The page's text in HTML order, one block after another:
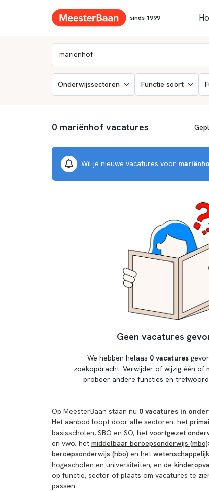
sinds 1999
Onderwijssectoren Functie soort
0 mariënhof vacatures
Wil je nieuwe vacatures voor
Geen vacatures
We hebben helaas 0 vacatures
zoekopdracht. Verwijder of wijzig één of
probeer andere functies en
Op MeesterBaan staan nu 0 vacatures in
Het aanbod loopt door alle sectoren: het
basisscholen, SBO en SO; het voortgezet
en vwo; het middelbaar beroepsonderwijs (mbo)
beroepsonderwijs (hbo) en het
hogescholen en universiteiten; en de
op functie, sector of plaats om vacatures te
passen.